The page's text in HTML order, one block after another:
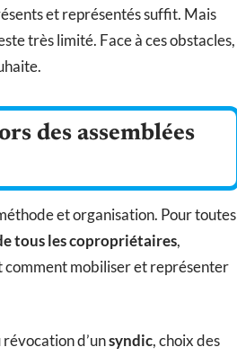
et représentés suffit. Mais
très limité. Face à ces obstacles,
des assemblées
et organisation. Pour toutes
tous les copropriétaires,
comment mobiliser et représenter
d’unsyndic, choix des